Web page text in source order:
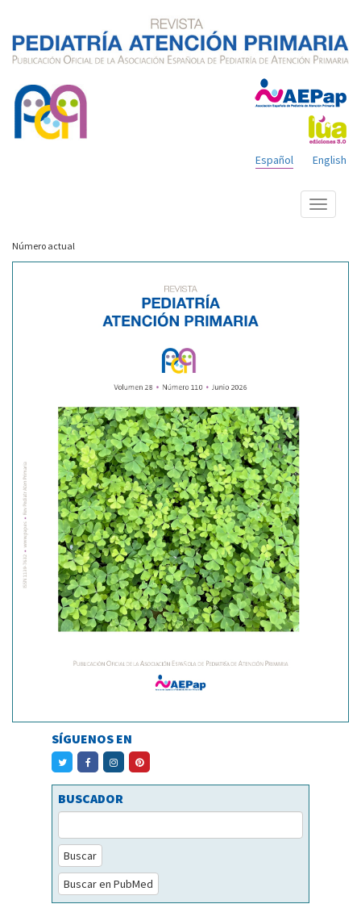
English
Español
Mostrar
menú
Número actual
SÍGUENOS EN
BUSCADOR
Buscar
Buscar en PubMed